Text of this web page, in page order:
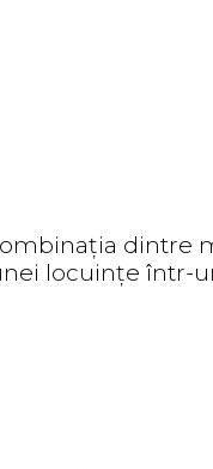
dintre
locuințe într-